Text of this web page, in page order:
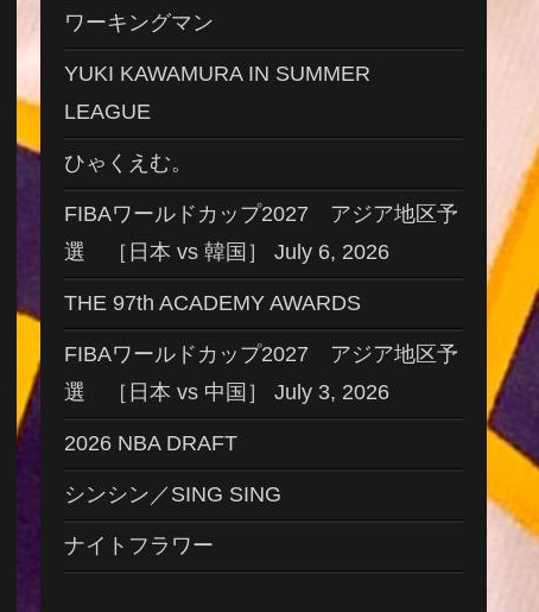
ワーキングマン
YUKI KAWAMURA IN SUMMER
LEAGUE
ひゃくえむ。
FIBAワールドカップ2027 アジア地区予
選 ［日本 vs 韓国］ July 6, 2026
THE 97th ACADEMY AWARDS
FIBAワールドカップ2027 アジア地区予
選 ［日本 vs 中国］ July 3, 2026
2026 NBA DRAFT
シンシン／SING SING
ナイトフラワー